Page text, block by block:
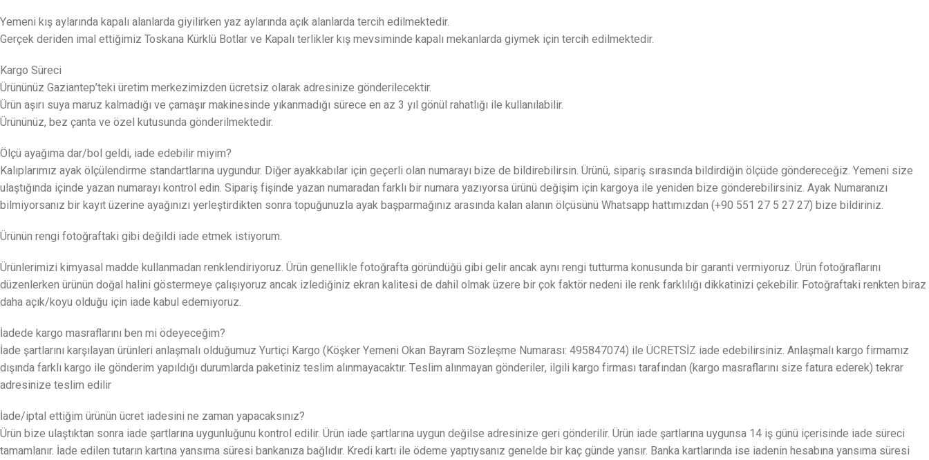
Yemeni kış aylarında kapalı alanlarda giyilirken yaz aylarında açık alanlarda tercih edilmektedir.
Gerçek deriden imal ettiğimiz Toskana Kürklü Botlar ve Kapalı terlikler kış mevsiminde kapalı mekanlarda giymek için tercih edilmektedir.
Kargo Süreci
Ürününüz Gaziantep’teki üretim merkezimizden ücretsiz olarak adresinize gönderilecektir.
Ürün aşırı suya maruz kalmadığı ve çamaşır makinesinde yıkanmadığı sürece en az 3 yıl gönül rahatlığı ile kullanılabilir.
Ürününüz, bez çanta ve özel kutusunda gönderilmektedir.
Ölçü ayağıma dar/bol geldi, iade edebilir miyim?
Kalıplarımız ayak ölçülendirme standartlarına uygundur. Diğer ayakkabılar için geçerli olan numarayı bize de bildirebilirsin. Ürünü, sipariş sırasında bildirdiğin ölçüde göndereceğiz. Yemeni size
ulaştığında içinde yazan numarayı kontrol edin. Sipariş fişinde yazan numaradan farklı bir numara yazıyorsa ürünü değişim için kargoya ile yeniden bize gönderebilirsiniz. Ayak Numaranızı
bilmiyorsanız bir kayıt üzerine ayağınızı yerleştirdikten sonra topuğunuzla ayak başparmağınız arasında kalan alanın ölçüsünü Whatsapp hattımızdan (+90 551 27 5 27 27) bize bildiriniz.
Ürünün rengi fotoğraftaki gibi değildi iade etmek istiyorum.
Ürünlerimizi kimyasal madde kullanmadan renklendiriyoruz. Ürün genellikle fotoğrafta göründüğü gibi gelir ancak aynı rengi tutturma konusunda bir garanti vermiyoruz. Ürün fotoğraflarını
düzenlerken ürünün doğal halini göstermeye çalışıyoruz ancak izlediğiniz ekran kalitesi de dahil olmak üzere bir çok faktör nedeni ile renk farklılığı dikkatinizi çekebilir. Fotoğraftaki renkten biraz
daha açık/koyu olduğu için iade kabul edemiyoruz.
İadede kargo masraflarını ben mi ödeyeceğim?
İade şartlarını karşılayan ürünleri anlaşmalı olduğumuz Yurtiçi Kargo (Köşker Yemeni Okan Bayram Sözleşme Numarası: 495847074) ile ÜCRETSİZ iade edebilirsiniz. Anlaşmalı kargo firmamız
dışında farklı kargo ile gönderim yapıldığı durumlarda paketiniz teslim alınmayacaktır. Teslim alınmayan gönderiler, ilgili kargo firması tarafından (kargo masraflarını size fatura ederek) tekrar
adresinize teslim edilir
İade/iptal ettiğim ürünün ücret iadesini ne zaman yapacaksınız?
Ürün bize ulaştıktan sonra iade şartlarına uygunluğunu kontrol edilir. Ürün iade şartlarına uygun değilse adresinize geri gönderilir. Ürün iade şartlarına uygunsa 14 iş günü içerisinde iade süreci
tamamlanır. İade edilen tutarın kartına yansıma süresi bankanıza bağlıdır. Kredi kartı ile ödeme yaptıysanız genelde bir kaç günde yansır. Banka kartlarında ise iadenin hesabına yansıma süresi